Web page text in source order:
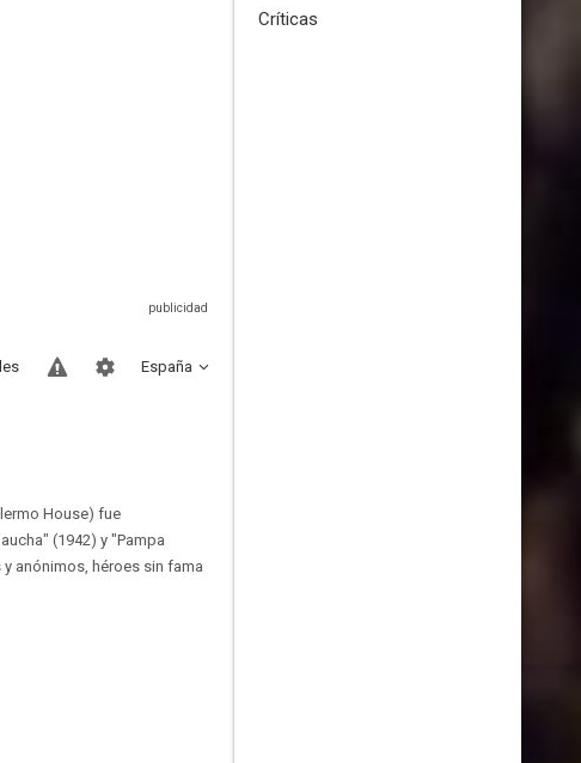
España
House) fue
(1942) y "Pampa
anónimos, héroes sin fama
Críticas